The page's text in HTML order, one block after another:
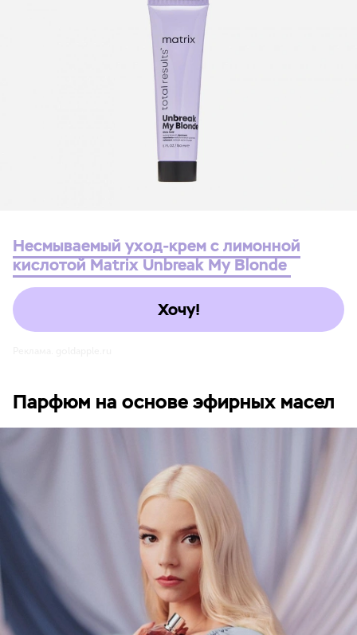
Несмываемый уход-крем с лимонной
кислотой Matrix Unbreak My Blonde
Хочу!
Парфюм на основе эфирных масел